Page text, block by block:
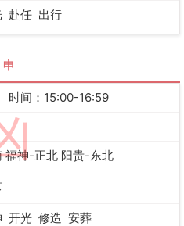
赴任 出行
申
时间：15:00-16:59
福神-正北 阳贵-东北
开光 修造 安葬